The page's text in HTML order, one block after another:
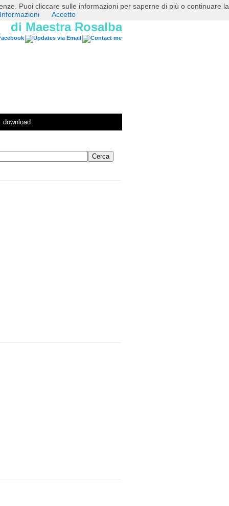
di Maestra Rosalba
download
Puoi cliccare sulle informazioni per saperne di più o continuare la
Accetto